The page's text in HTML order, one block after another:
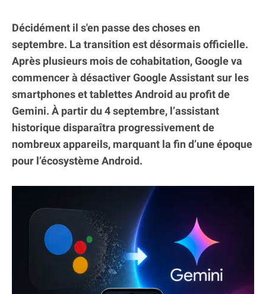
Décidément il s'en passe des choses en
septembre. La transition est désormais officielle.
Après plusieurs mois de cohabitation, Google va
commencer à désactiver Google Assistant sur les
smartphones et tablettes Android au profit de
Gemini. À partir du 4 septembre, l’assistant
historique disparaîtra progressivement de
nombreux appareils, marquant la fin d’une époque
pour l’écosystème Android.